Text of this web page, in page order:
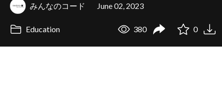
みんなのコード June 02, 2023
Education 380 0